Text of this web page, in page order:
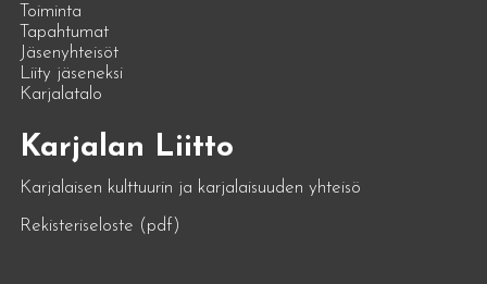
Toiminta
Tapahtumat
Jäsenyhteisöt
Liity jäseneksi
Karjalatalo
Karjalan Liitto
Karjalaisen kulttuurin ja karjalaisuuden yhteisö
Rekisteriseloste (pdf)